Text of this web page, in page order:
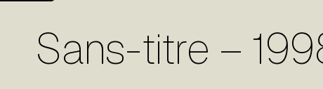
Sans-titre –